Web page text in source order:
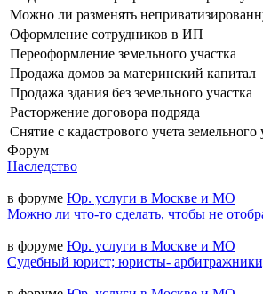
Можно ли разменять
Оформление сотрудников в ИП
Переоформление земельного участка
Продажа домов за материнский капитал
Продажа здания без земельного участка
Расторжение договора подряда
Снятие с кадастрового учета земельного
Форум
Наследство
в форуме Юр. услуги в Москве и МО
Можно ли что-то сделать, чтобы не
в форуме Юр. услуги в Москве и МО
Судебный юрист; юристы-